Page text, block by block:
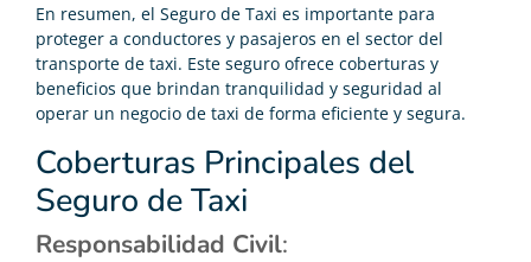
En resumen, el Seguro de Taxi es importante para
proteger a conductores y pasajeros en el sector del
transporte de taxi. Este seguro ofrece coberturas y
beneficios que brindan tranquilidad y seguridad al
operar un negocio de taxi de forma eficiente y segura.
Coberturas Principales del
Seguro de Taxi
Responsabilidad Civil: